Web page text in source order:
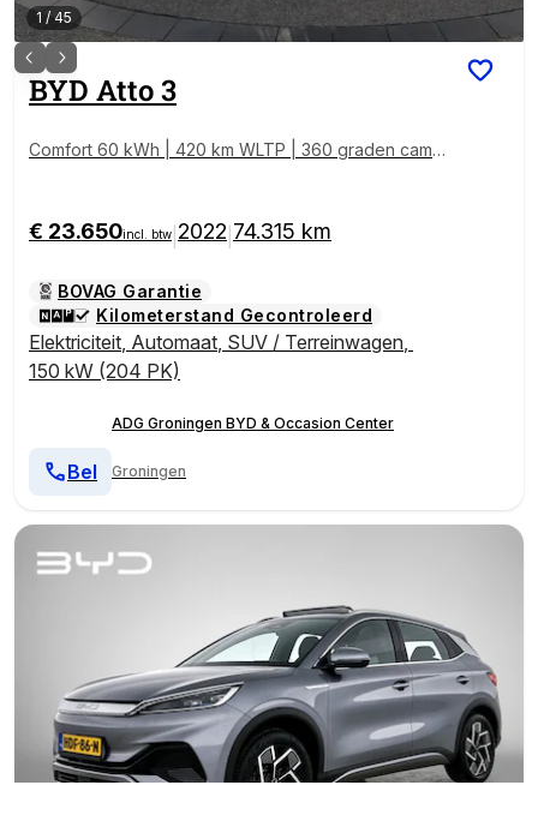
1 / 45
BYD Atto 3
Comfort 60 kWh | 420 km WLTP | 360 graden camer
€ 23.650incl. btw 2022 74.315 km
BOVAG Garantie
Kilometerstand Gecontroleerd
Elektriciteit, Automaat, SUV / Terreinwagen,
150 kW (204 PK)
ADG Groningen BYD & Occasion Center
Groningen
Bel